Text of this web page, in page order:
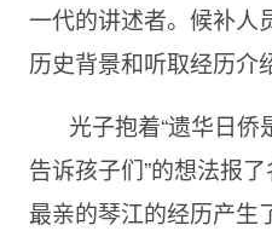
一代的讲述者。候补人
历史背景和听取经历介
光子抱着“遗华日
告诉孩子们”的想法报
最亲的琴江的经历产生